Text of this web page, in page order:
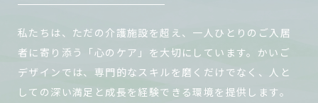
私たちは、ただの介護施設を超え、一人ひとりのご入居
者に寄り添う「心のケア」を大切にしています。かいご
デザインでは、専門的なスキルを磨くだけでなく、人と
しての深い満足と成長を経験できる環境を提供します。